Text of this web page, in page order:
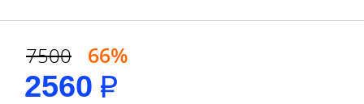
7500 66%
2560